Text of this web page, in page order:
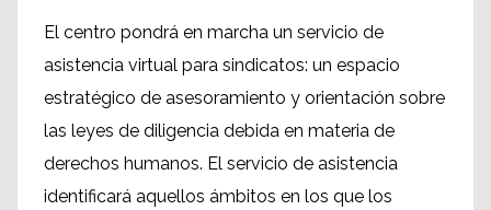
El centro pondrá en marcha un servicio de
asistencia virtual para sindicatos: un espacio
estratégico de asesoramiento y orientación sobre
las leyes de diligencia debida en materia de
derechos humanos. El servicio de asistencia
identificará aquellos ámbitos en los que los